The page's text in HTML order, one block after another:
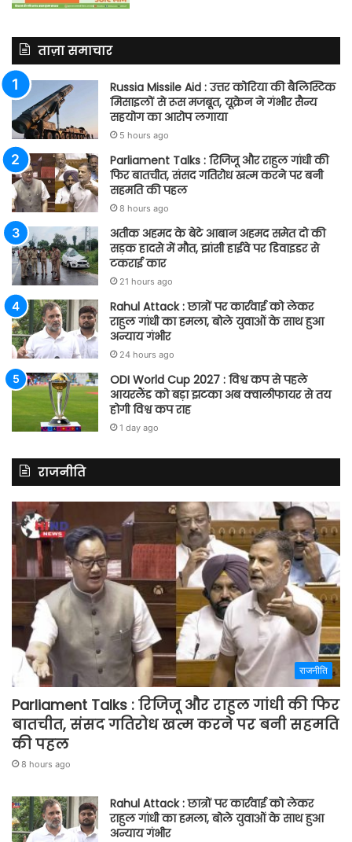
ताज़ा समाचार
Russia Missile Aid : उत्तर कोरिया की बैलिस्टिक
मिसाइलों से रूस मजबूत, यूक्रेन ने गंभीर सैन्य
सहयोग का आरोप लगाया
5 hours ago
Parliament Talks : रिजिजू और राहुल गांधी की
फिर बातचीत, संसद गतिरोध खत्म करने पर बनी
सहमति की पहल
8 hours ago
अतीक अहमद के बेटे आबान अहमद समेत दो की
सड़क हादसे में मौत, झांसी हाईवे पर डिवाइडर से
टकराई कार
21 hours ago
Rahul Attack : छात्रों पर कार्रवाई को लेकर
राहुल गांधी का हमला, बोले युवाओं के साथ हुआ
अन्याय गंभीर
24 hours ago
ODI World Cup 2027 : विश्व कप से पहले
आयरलैंड को बड़ा झटका अब क्वालीफायर से तय
होगी विश्व कप राह
1 day ago
राजनीति
राजनीति
Parliament Talks : रिजिजू और राहुल गांधी की फिर
बातचीत, संसद गतिरोध खत्म करने पर बनी सहमति
की पहल
8 hours ago
Rahul Attack : छात्रों पर कार्रवाई को लेकर
राहुल गांधी का हमला, बोले युवाओं के साथ हुआ
अन्याय गंभीर